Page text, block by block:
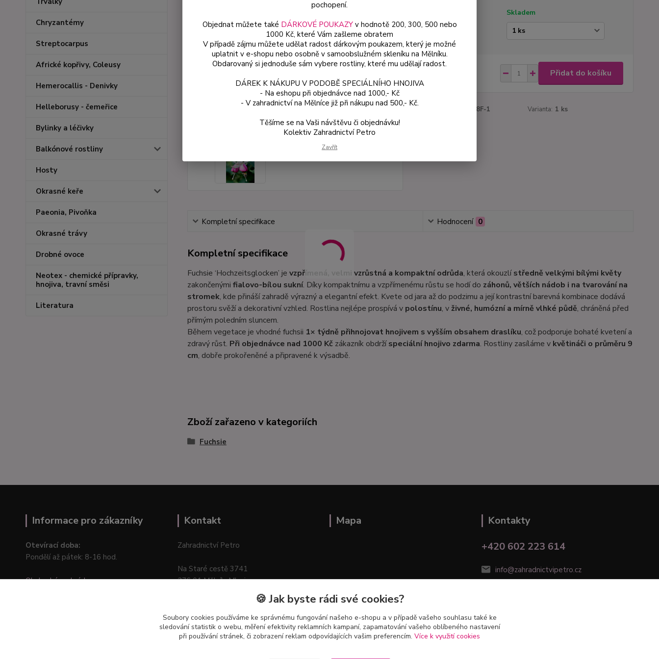
Chryzantémy
Streptocarpus
Africké kopřivy, Coleusy
Hemerocallis - Denivky
Helleborusy - čemeřice
Bylinky a léčivky
Balkónové rostliny
Hosty
Okrasné keře
Paeonia, Pivoňka
Okrasné trávy
Drobné ovoce
Neotex - chemické přípravky,
hnojiva, travní směsi
Literatura
Skladem
59 Kč Přidat do košíku
1058F-1 Varianta: 1 ks
Kompletní specifikace Hodnocení 0
Kompletní specifikace
Fuchsie ‘Hochzeitsglocken’ je vzpřímená, velmi vzrůstná a kompaktní odrůda, která okouzlístředně velkými bílými květy
zakončenými fialovo-bílou sukní. Díky kompaktnímu a vzpřímenému růstu se hodí do záhonů, větších nádob i na tvarování na
stromek, kde přináší zahradě výrazný a elegantní efekt. Kvete od jara až do podzimu a její kontrastní barevná kombinace dodává
prostoru svěží a dekorativní vzhled. Rostlina nejlépe prospívá v polostínu, v živné, humózní a mírně vlhké půdě, chráněná před
přímým poledním sluncem.
Během vegetace je vhodné fuchsii 1× týdně přihnojovat hnojivem s vyšším obsahem draslíku, což podporuje bohaté kvetení a
zdravý růst. Při objednávce nad 1000 Kč zákazník obdržíspeciální hnojivo zdarma. Rostliny zasíláme v květináči o průměru 9
cm, dobře prokořeněné a připravené k výsadbě.
Zboží zařazeno v kategoriích
Fuchsie
Informace pro zákazníky
Otevírací doba:
Pondělí až pátek: 8-16 hod.
Obchodní podmínky
Kontakt
Zahradnictví Petro
Na Staré cestě 3741
276 01 Mělník–Mlazice
Mapa
Kontakty
+420 602 223 614
info@zahradnictvipetro.cz
pochopení.
Objednat můžete také DÁRKOVÉ POUKAZYv hodnotě 200, 300, 500 nebo
1000 Kč, které Vám zašleme obratem
V případě zájmu můžete udělat radost dárkovým poukazem, který je možné
uplatnit v e-shopu nebo osobně v samoobslužném skleníku na Mělníku.
Obdarovaný si jednoduše sám vybere rostliny, které mu udělají radost.
DÁREK K NÁKUPU V PODOBĚ SPECIÁLNÍHO HNOJIVA
- Na eshopu při objednávce nad 1000,- Kč
- V zahradnictví na Mělníce již při nákupu nad 500,- Kč.
Těšíme se na Vaši návštěvu či objednávku!
Kolektiv Zahradnictví Petro
Zavřít
🍪 Jak byste rádi své cookies?
Soubory cookies používáme ke správnému fungování našeho e-shopu a v případě vašeho souhlasu také ke
sledování statistik o webu, měření efektivity reklamních kampaní, zapamatování vašeho oblíbeného nastavení
při používání stránek, či zobrazení reklam odpovídajících vašim preferencím. Více k využití cookies